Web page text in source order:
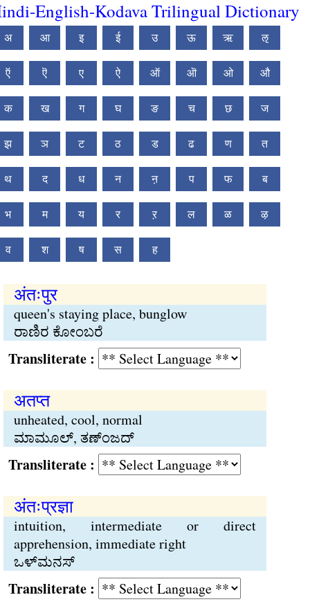
English-Kodava Trilingual Dictionary
अ आ इ ई उ ऊ ऋ ऌ
ऍ ऎ ए ऐ ऑ ऒ ओ औ
क ख ग घ ङ च छ ज
झ ञ ट ठ ड ढ ण त
थ द ध न ऩ प फ ब
भ म य र ऱ ल ळ ऴ
व श ष स ह
अंतःपुर
queen's staying place, bunglow
ರಾಣಿರ ಕೋಂಬರೆ
:
अतप्त
unheated, cool, normal
ಮಾಮೂಲ್, ತಣ್ಂಜದ್
:
अंतःप्रज्ञा
intuition, intermediate or direct
apprehension, immediate right
ಒಳ್‌ಮನಸ್
: